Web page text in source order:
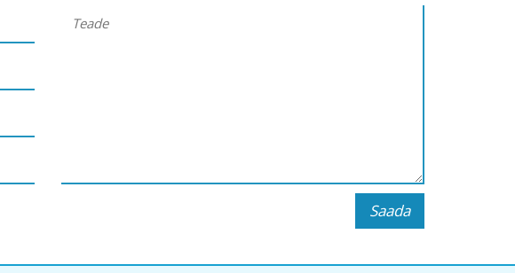
Saada